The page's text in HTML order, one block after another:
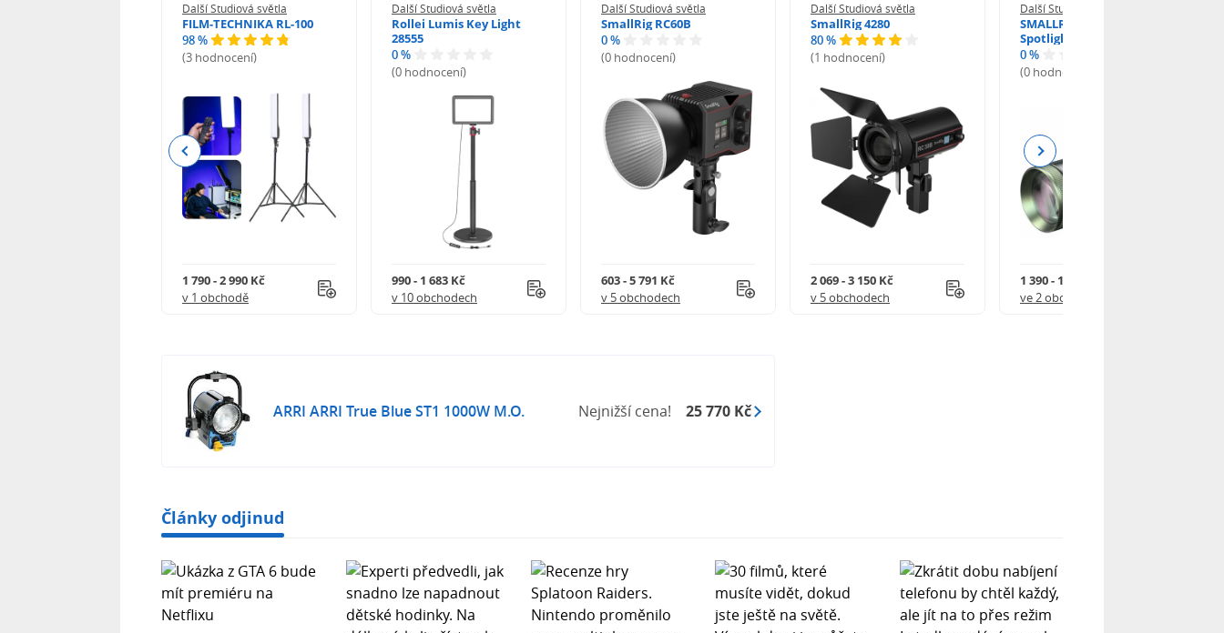
Další Studiová světla
FILM-TECHNIKA RL-100
98 %
(3 hodnocení)
1 790 - 2 990 Kč
v 1 obchodě
Další Studiová světla
Rollei Lumis Key Light
28555
0 %
(0 hodnocení)
990 - 1 683 Kč
v 10 obchodech
Další Studiová světla
SmallRig RC60B
0 %
(0 hodnocení)
603 - 5 791 Kč
v 5 obchodech
Další Studiová světla
SmallRig 4280
80 %
(1 hodnocení)
2 069 - 3 150 Kč
v 5 obchodech
Další Studiová světla
SMALLRIG 6376 SP Air
Spotlight
0 %
(0 hodnocení)
1 390 - 1 590 Kč
ve 2 obchodech
Previous Next
ARRI ARRI True Blue ST1 1000W M.O. Nejnižší cena! 25 770 Kč
Články odjinud